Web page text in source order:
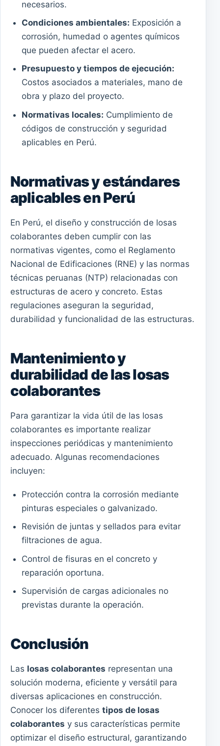
necesarios.
Condiciones ambientales: Exposición a
corrosión, humedad o agentes químicos
que pueden afectar el acero.
Presupuesto y tiempos de ejecución:
Costos asociados a materiales, mano de
obra y plazo del proyecto.
Normativas locales: Cumplimiento de
códigos de construcción y seguridad
aplicables en Perú.
Normativas y estándares
aplicables en Perú
En Perú, el diseño y construcción de losas
colaborantes deben cumplir con las
normativas vigentes, como el Reglamento
Nacional de Edificaciones (RNE) y las normas
técnicas peruanas (NTP) relacionadas con
estructuras de acero y concreto. Estas
regulaciones aseguran la seguridad,
durabilidad y funcionalidad de las estructuras.
Mantenimiento y
durabilidad de las losas
colaborantes
Para garantizar la vida útil de las losas
colaborantes es importante realizar
inspecciones periódicas y mantenimiento
adecuado. Algunas recomendaciones
incluyen:
Protección contra la corrosión mediante
pinturas especiales o galvanizado.
Revisión de juntas y sellados para evitar
filtraciones de agua.
Control de fisuras en el concreto y
reparación oportuna.
Supervisión de cargas adicionales no
previstas durante la operación.
Conclusión
Las losas colaborantes representan una
solución moderna, eficiente y versátil para
diversas aplicaciones en construcción.
Conocer los diferentes tipos de losas
colaborantes y sus características permite
optimizar el diseño estructural, garantizando